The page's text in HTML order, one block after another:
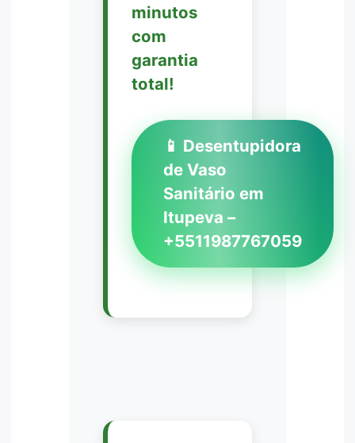
minutos
com
garantia
total!
📱 Desentupidora
de Vaso
Sanitário em
Itupeva –
+5511987767059